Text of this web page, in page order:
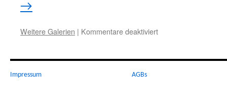
→
Weitere Galerien | Kommentare deaktiviertfür
Impressum AGBs